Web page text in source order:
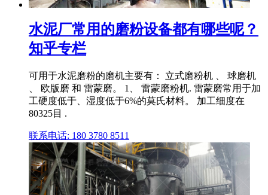
水泥厂常用的磨粉设备都有哪些呢？
知乎专栏
可用于水泥磨粉的磨机主要有： 立式磨粉机 、 球磨机
、 欧版磨 和 雷蒙磨。 1、 雷蒙磨粉机. 雷蒙磨常用于加
工硬度低于、湿度低于6%的莫氏材料。 加工细度在
80325目 .
联系电话: 180 3780 8511